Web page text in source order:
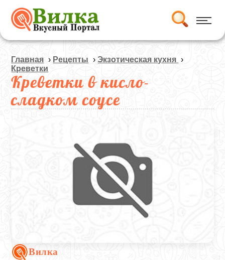
Главная › Рецепты ›Экзотическая кухня ›
Креветки
Креветки в кисло-
сладком соусе
Вилка